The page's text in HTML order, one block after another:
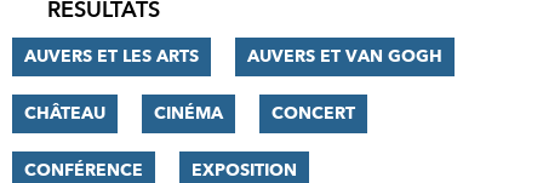
RÉSULTATS
RÉSULTATS
AUVERS ET LES ARTS AUVERS ET VAN GOGH
CHÂTEAU CINÉMA CONCERT
CONFÉRENCE EXPOSITION